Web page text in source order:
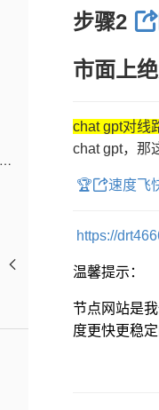
步骤2
市面上
chat gpt对线
chat gpt，那
🏆 速度飞
https://
温馨提示：
节点网站是
度更快更稳定